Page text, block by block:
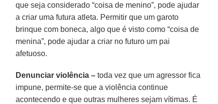
que seja considerado “coisa de menino”, pode ajudar
a criar uma futura atleta. Permitir que um garoto
brinque com boneca, algo que é visto como “coisa de
menina”, pode ajudar a criar no futuro um pai
afetuoso.
Denunciar violência – toda vez que um agressor fica
impune, permite-se que a violência continue
acontecendo e que outras mulheres sejam vítimas. É